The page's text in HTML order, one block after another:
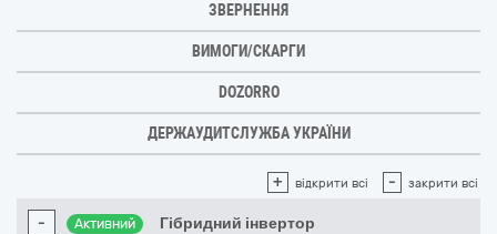
ЗВЕРНЕННЯ
ВИМОГИ/СКАРГИ
DOZORRO
ДЕРЖАУДИТСЛУЖБА УКРАЇНИ
+ відкрити всі - закрити всі
- Активний Гібридний інвертор